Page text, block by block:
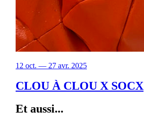
12 oct. — 27 avr. 2025
CLOU À CLOU X SOCX
Et aussi...